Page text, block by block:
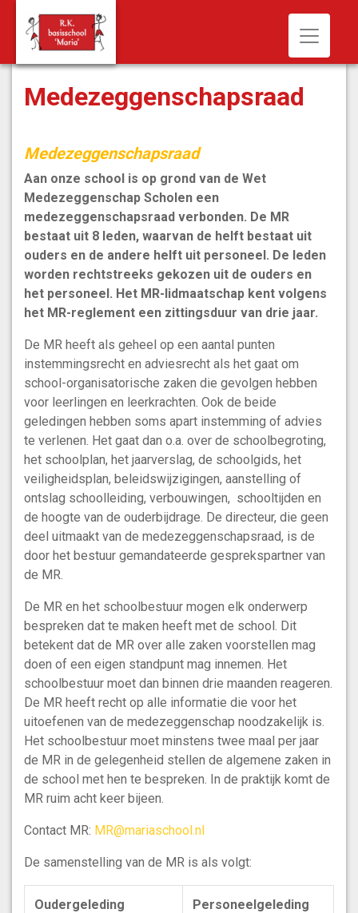
Toggle
Medezeggenschapsraad
Medezeggenschapsraad
Aan onze school is op grond van de Wet
Medezeggenschap Scholen een
medezeggenschapsraad verbonden. De MR
bestaat uit 8 leden, waarvan de helft bestaat uit
ouders en de andere helft uit personeel. De leden
worden rechtstreeks gekozen uit de ouders en
het personeel. Het MR-lidmaatschap kent volgens
het MR-reglement een zittingsduur van drie jaar.
De MR heeft als geheel op een aantal punten
instemmingsrecht en adviesrecht als het gaat om
school-organisatorische zaken die gevolgen hebben
voor leerlingen en leerkrachten. Ook de beide
geledingen hebben soms apart instemming of advies
te verlenen. Het gaat dan o.a. over de schoolbegroting,
het schoolplan, het jaarverslag, de schoolgids, het
veiligheidsplan, beleidswijzigingen, aanstelling of
ontslag schoolleiding, verbouwingen, schooltijden en
de hoogte van de ouderbijdrage. De directeur, die geen
deel uitmaakt van de medezeggenschapsraad, is de
door het bestuur gemandateerde gesprekspartner van
de MR.
De MR en het schoolbestuur mogen elk onderwerp
bespreken dat te maken heeft met de school. Dit
betekent dat de MR over alle zaken voorstellen mag
doen of een eigen standpunt mag innemen. Het
schoolbestuur moet dan binnen drie maanden reageren.
De MR heeft recht op alle informatie die voor het
uitoefenen van de medezeggenschap noodzakelijk is.
Het schoolbestuur moet minstens twee maal per jaar
de MR in de gelegenheid stellen de algemene zaken in
de school met hen te bespreken. In de praktijk komt de
MR ruim acht keer bijeen.
Contact MR: MR@mariaschool.nl
De samenstelling van de MR is als volgt:
Oudergeleding Personeelgeleding